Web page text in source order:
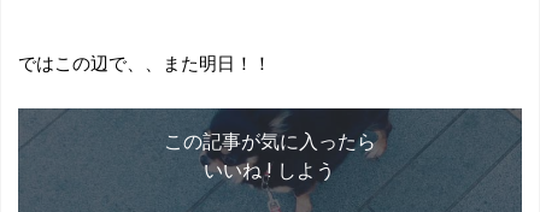
ではこの辺で、、また明日！！
この記事が気に入ったら
いいね ! しよう